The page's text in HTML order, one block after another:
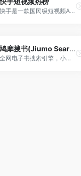
快手是一款国民级短视频App。在快手，了解真实的世界，认识有趣的人，也可以记录真实而有趣的自己。快手，拥抱每一种生活。
鸠摩搜书(Jiumo Search)
全网电子书搜索引擎，小说人必备